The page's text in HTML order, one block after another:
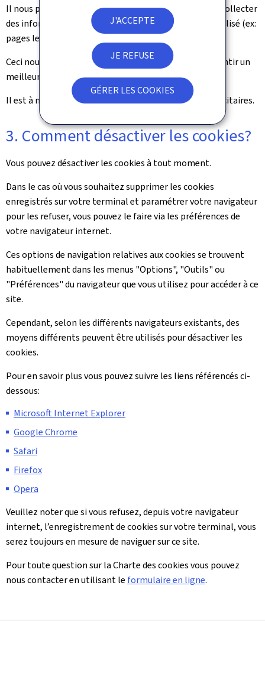
J'ACCEPTE
JE REFUSE
GÉRER LES COOKIES
Il nous permet de compter le nombre de visiteurs, de collecter
des informations sur la manière dont notre site est utilisé (ex:
pages les plus vues, temps de visite, etc.).
Ceci nous permet d’améliorer notre site pour vos garantir un
meilleur accès à l’information.
Il est à noter que nous n’utilisons pas de cookies publicitaires.
3. Comment désactiver les cookies?
Vous pouvez désactiver les cookies à tout moment.
Dans le cas où vous souhaitez supprimer les cookies
enregistrés sur votre terminal et paramétrer votre navigateur
pour les refuser, vous pouvez le faire via les préférences de
votre navigateur internet.
Ces options de navigation relatives aux cookies se trouvent
habituellement dans les menus "Options", "Outils" ou
"Préférences" du navigateur que vous utilisez pour accéder à ce
site.
Cependant, selon les différents navigateurs existants, des
moyens différents peuvent être utilisés pour désactiver les
cookies.
Pour en savoir plus vous pouvez suivre les liens référencés ci-
dessous:
Microsoft Internet Explorer
Google Chrome
Safari
Firefox
Opera
Veuillez noter que si vous refusez, depuis votre navigateur
internet, l’enregistrement de cookies sur votre terminal, vous
serez toujours en mesure de naviguer sur ce site.
Pour toute question sur la Charte des cookies vous pouvez
nous contacter en utilisant le formulaire en ligne.